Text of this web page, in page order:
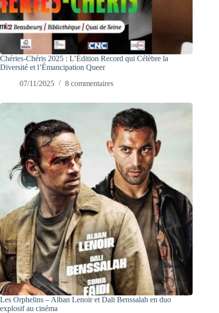
Chéries-Chéris 2025 : L’Édition Record qui Célèbre la
Diversité et l’Émancipation Queer
07/11/2025
8 commentaires
Les Orphelins – Alban Lenoir et Dali Benssalah en duo
explosif au cinéma